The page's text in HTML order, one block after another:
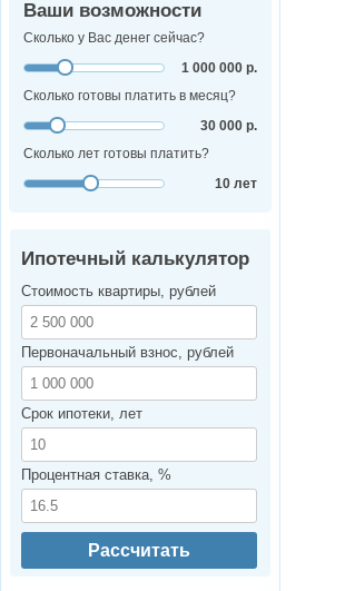
Ваши возможности
Сколько у Вас денег сейчас?
1 000 000 р.
Сколько готовы платить в месяц?
30 000 р.
Сколько лет готовы платить?
10 лет
Ипотечный калькулятор
Стоимость квартиры, рублей
Первоначальный взнос, рублей
Срок ипотеки, лет
Процентная ставка, %
Рассчитать